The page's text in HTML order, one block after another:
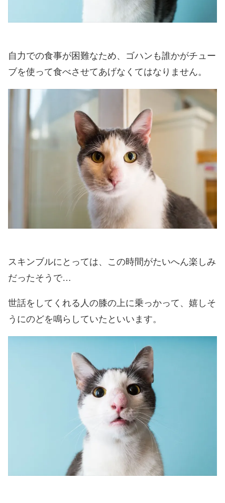
自力での食事が困難なため、ゴハンも誰かがチュー
ブを使って食べさせてあげなくてはなりません。
スキンブルにとっては、この時間がたいへん楽しみ
だったそうで…
世話をしてくれる人の膝の上に乗っかって、嬉しそ
うにのどを鳴らしていたといいます。